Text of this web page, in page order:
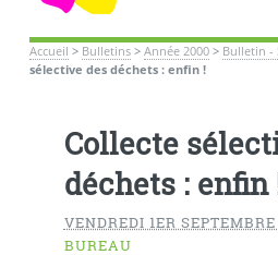
Accueil > Bulletins> Année 2000> Bulletin -
sélective des déchets : enfin !
Collecte
déchets : enfin
VENDREDI 1ER
BUREAU